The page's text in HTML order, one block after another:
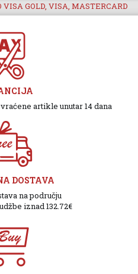
VISA GOLD, VISA, MASTERCARD
artikle unutar 14 dana
DOSTAVA
na području
iznad 132.72€